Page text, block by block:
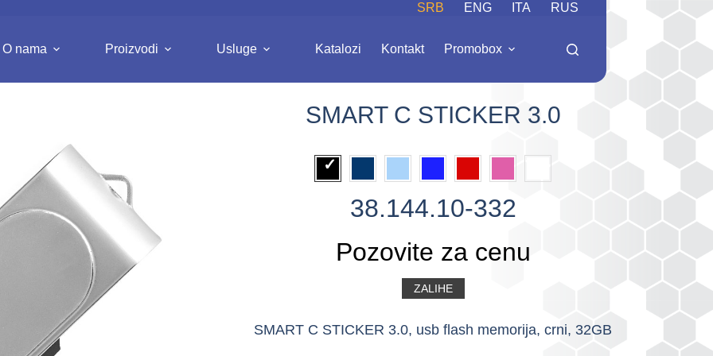
SRB ENG ITA RUS
O nama Proizvodi Usluge Katalozi Kontakt Promobox
SMART C STICKER 3.0
38.144.10-332
Pozovite za cenu
ZALIHE
SMART C STICKER 3.0, usb flash memorija, crni, 32GB